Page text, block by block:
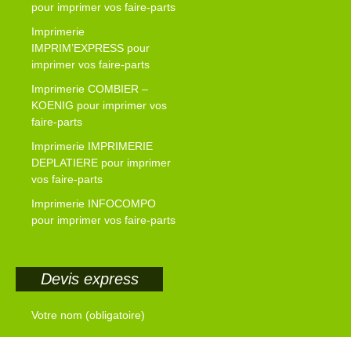
pour imprimer vos faire-parts
Imprimerie
IMPRIM’EXPRESS pour
imprimer vos faire-parts
Imprimerie COMBIER –
KOENIG pour imprimer vos
faire-parts
Imprimerie IMPRIMERIE
DEPLATIERE pour imprimer
vos faire-parts
Imprimerie INFOCOMPO
pour imprimer vos faire-parts
Devis express
Votre nom (obligatoire)